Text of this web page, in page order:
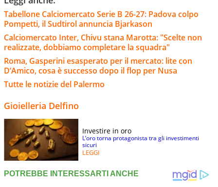
Tabellone Calciomercato Serie B 26-27: Padova colpo
Pompetti, il Sudtirol annuncia Bjarkason
Calciomercato Inter, Chivu stana Marotta: "Scelte non
realizzate, dobbiamo completare la squadra"
Roma, Gasperini esasperato per il mercato: lite con
D’Amico, cosa è successo dopo il flop per Nusa
Tutte le notizie del Palermo
Gioielleria Delfino
Investire in oro
L’oro torna protagonista tra gli investimenti
sicuri
LEGGI